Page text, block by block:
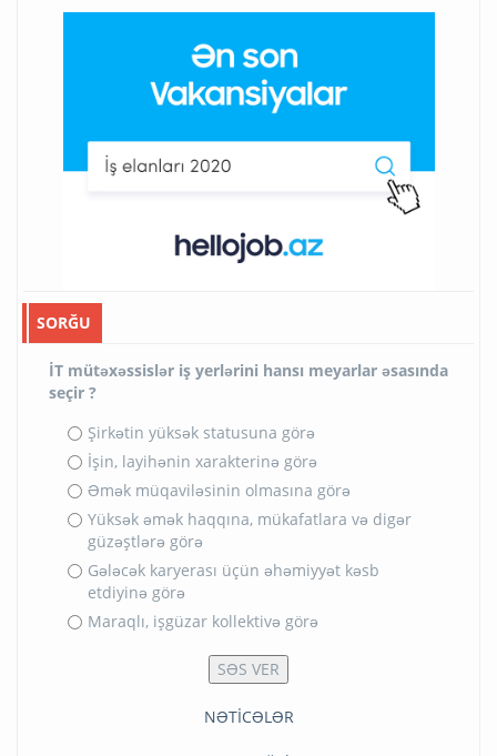
SORĞU
İT mütəxəssislər iş yerlərini hansı meyarlar əsasında
seçir ?
Şirkətin yüksək statusuna görə
İşin, layihənin xarakterinə görə
Əmək müqaviləsinin olmasına görə
Yüksək əmək haqqına, mükafatlara və digər
güzəştlərə görə
Gələcək karyerası üçün əhəmiyyət kəsb
etdiyinə görə
Maraqlı, işgüzar kollektivə görə
NƏTİCƏLƏR